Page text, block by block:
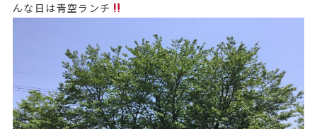
んな日は青空ランチ